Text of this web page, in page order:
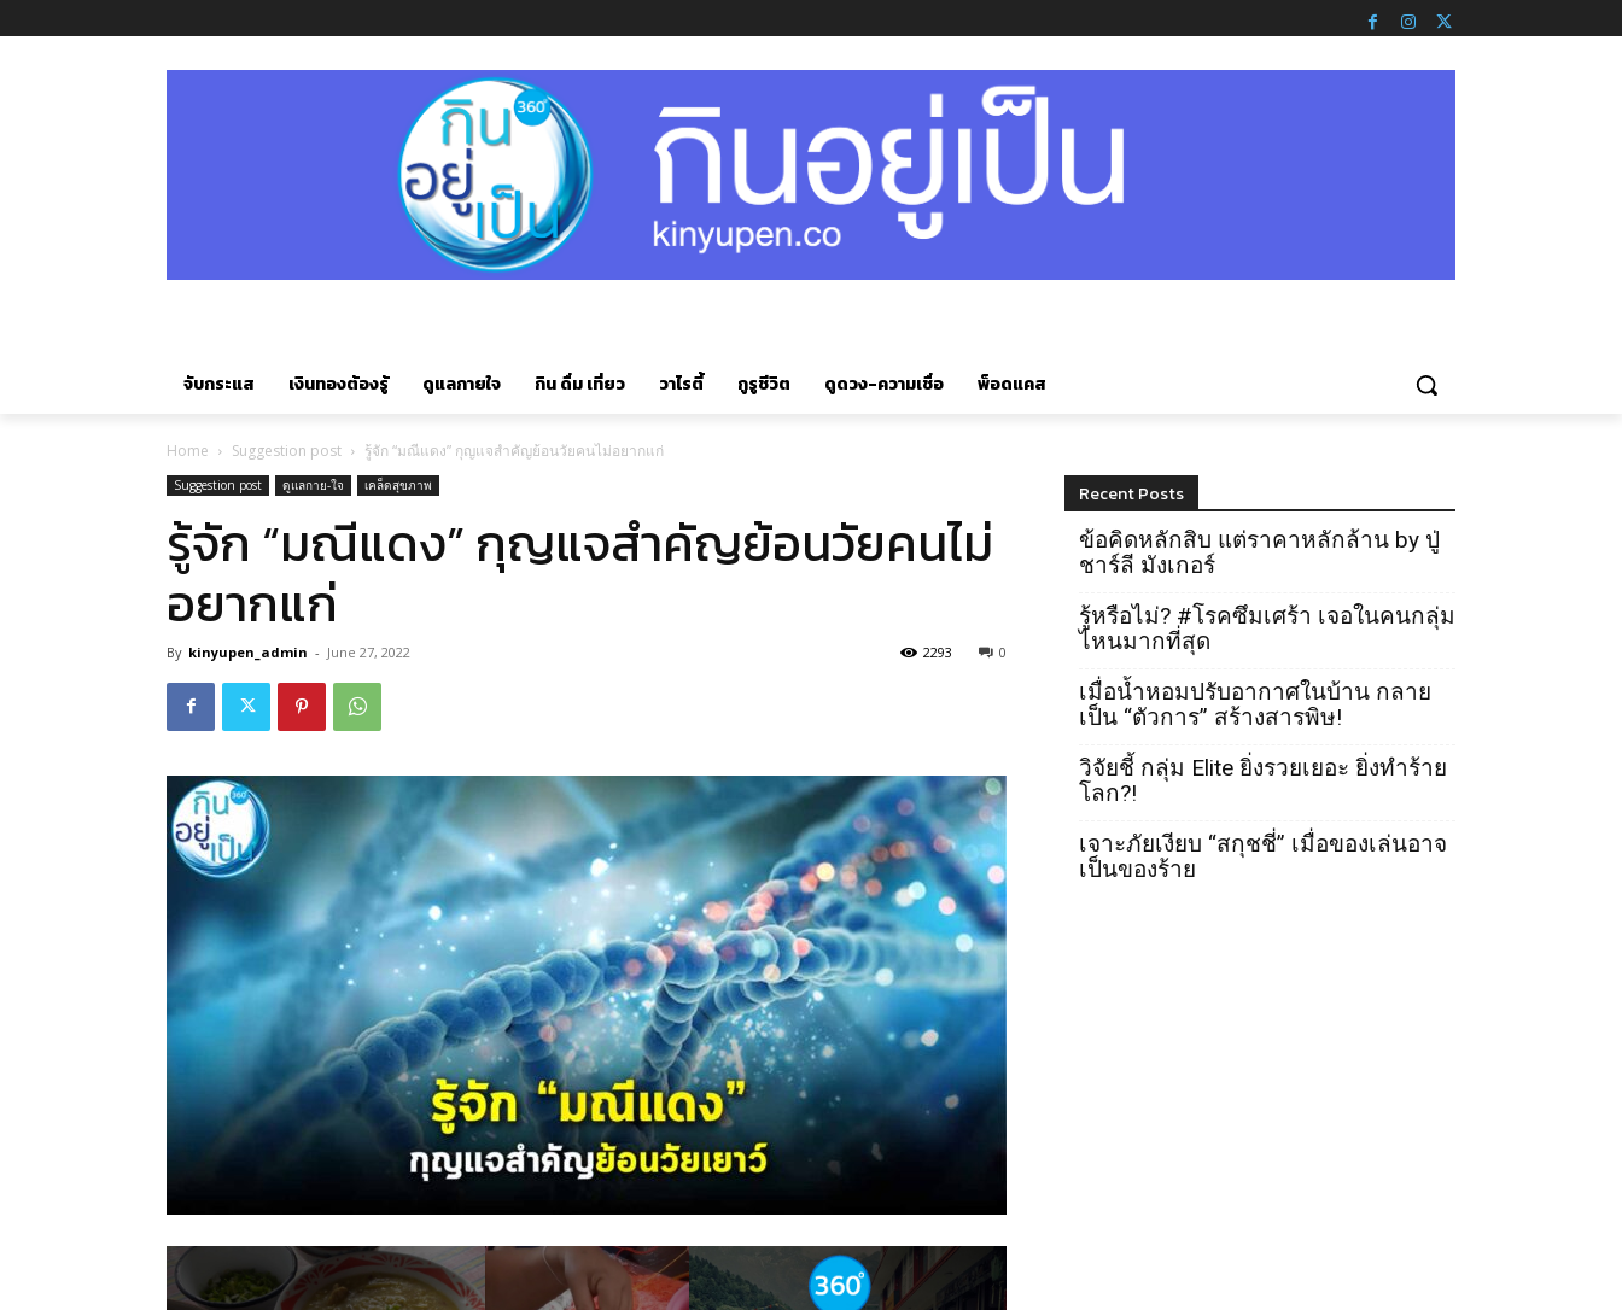
จับกระแส เงินทองต้องรู้ ดูแลกายใจ กิน ดื่ม เที่ยว วาไรตี้ กูรูชีวิต ดูดวง-ความเชื่อ พ็อดแคส
Home Suggestion post รู้จัก “มณีแดง” กุญแจสำคัญย้อนวัยคนไม่อยากแก่
Suggestion post ดูแลกาย-ใจ เคล็ดสุขภาพ
รู้จัก “มณีแดง” กุญแจสำคัญย้อนวัยคนไม่
อยากแก่
By kinyupen_admin - June 27, 2022 0
2293
Recent Posts
ข้อคิดหลักสิบ แต่ราคาหลักล้าน by ปู่
ชาร์ลี มังเกอร์
รู้หรือไม่? #โรคซึมเศร้า เจอในคนกลุ่ม
ไหนมากที่สุด
เมื่อน้ำหอมปรับอากาศในบ้าน กลาย
เป็น “ตัวการ” สร้างสารพิษ!
วิจัยชี้ กลุ่ม Elite ยิ่งรวยเยอะ ยิ่งทำร้าย
โลก?!
เจาะภัยเงียบ “สกุชชี่” เมื่อของเล่นอาจ
เป็นของร้าย